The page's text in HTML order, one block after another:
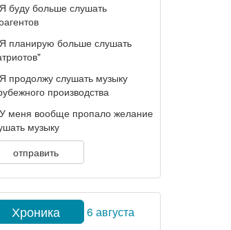
буду больше слушать
планирую больше слушать
продолжу слушать музыку
производства
меня вообще пропало желание
музыку
отправить
Хроника 6 августа